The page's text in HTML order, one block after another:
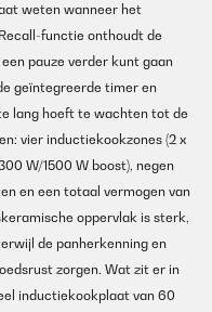
weten wanneer het
functie onthoudt de
pauze verder kunt gaan
geïntegreerde timer en
lang hoeft te wachten tot de
vier inductiekookzones (2 x
W/1500 W boost), negen
en een totaal vermogen van
oppervlak is sterk,
de panherkenning en
zorgen. Wat zit er in
inductiekookplaat van 60